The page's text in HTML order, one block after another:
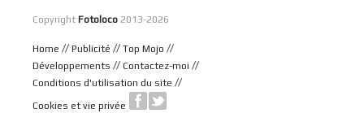
Copyright Fotoloco 2013-2026
Home // Publicité // Top Mojo //
Développements // Contactez-moi //
Conditions d'utilisation du site //
Cookies et vie privée